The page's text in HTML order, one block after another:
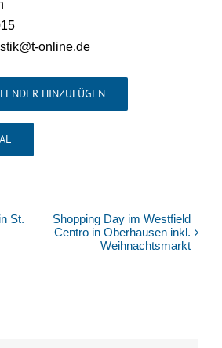
online.de
HINZUFÜGEN
St.
Shopping Day im Westfield
Centro in Oberhausen inkl.
Weihnachtsmarkt